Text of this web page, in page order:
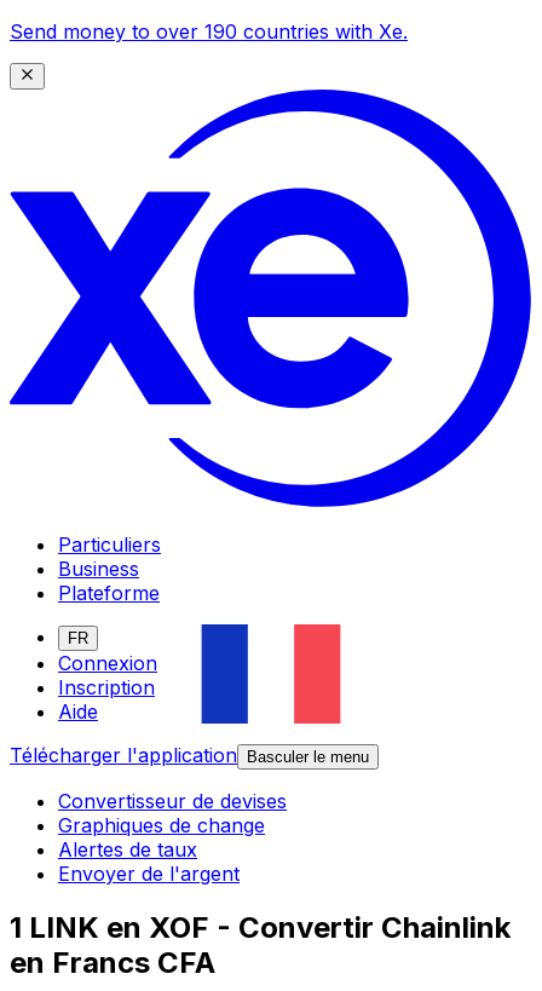
Send money to over 190 countries with Xe.
Particuliers
Business
Plateforme
FR
Connexion
Inscription
Aide
Télécharger l'application
Basculer le menu
Convertisseur de devises
Graphiques de change
Alertes de taux
Envoyer de l'argent
1 LINK en XOF - Convertir Chainlink
en Francs CFA